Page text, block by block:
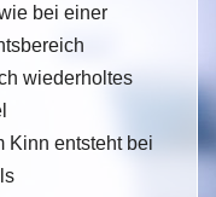
bei einer
wiederholtes
Kinn entsteht bei